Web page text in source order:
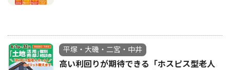
平塚・大磯・二宮・中井
高い利回りが期待できる「ホスピス型老人